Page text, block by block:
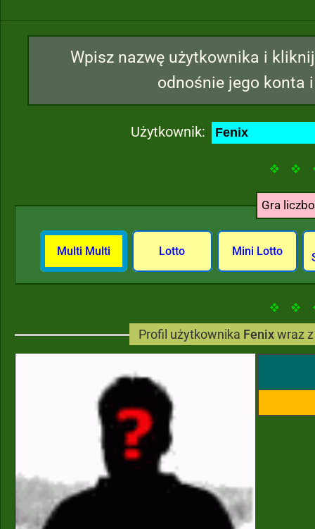
Wpisz nazwę użytkownika i
odnośnie jego konta
Użytkownik:
Gra
Multi Multi Lotto Mini Lotto
Profil użytkownika Fenixwraz